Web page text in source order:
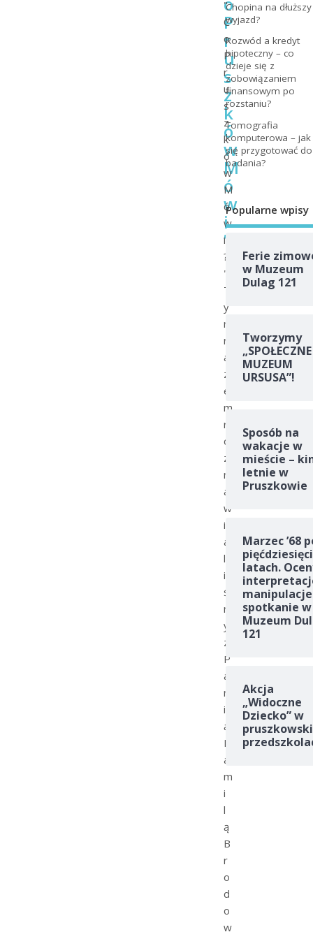
P
r
u
s
z
k
ó
w
M
ó
w
i
”
"
C
o
P
r
u
s
z
k
ó
w
M
ó
w
i
?
"
T
y
m
r
a
z
e
m
r
o
z
m
a
w
i
a
l
i
ś
m
y
z
P
a
n
i
ą
K
a
m
i
l
ą
B
r
o
d
o
w
Chopina na dłuższy
wyjazd?
Rozwód a kredyt
hipoteczny – co
dzieje się z
zobowiązaniem
finansowym po
rozstaniu?
Tomografia
komputerowa – jak
się przygotować do
badania?
Popularne wpisy
Ferie
w Muzeum
Dulag 121
Tworzymy
„SPOŁECZNE
MUZEUM
URSUSA”!
Sposób na
wakacje w
mieście –
letnie w
Pruszkowie
Marzec ’68
latach.
spotkanie w
Muzeum
121
Akcja
„Widoczne
Dziecko” w